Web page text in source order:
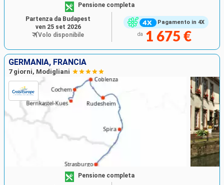
Pagamento in 4X
Pensione completa
da 1 675 €
Partenza da Budapest
ven 25 set 2026
Volo disponibile
GERMANIA, FRANCIA
7 giorni, Modigliani
Pensione completa